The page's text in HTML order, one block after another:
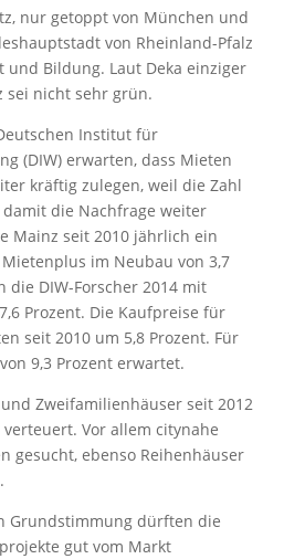
nur getoppt von München und
von Rheinland-Pfalz
Bildung. Laut Deka einziger
sei nicht sehr grün.
Institut für
(DIW) erwarten, dass Mieten
kräftig zulegen, weil die Zahl
die Nachfrage weiter
Mainz seit 2010 jährlich ein
im Neubau von 3,7
die DIW-Forscher 2014 mit
Prozent. Die Kaufpreise für
seit 2010 um 5,8 Prozent. Für
9,3 Prozent erwartet.
Zweifamilienhäuser seit 2012
Vor allem citynahe
gesucht, ebenso Reihenhäuser
Grundstimmung dürften die
gut vom Markt